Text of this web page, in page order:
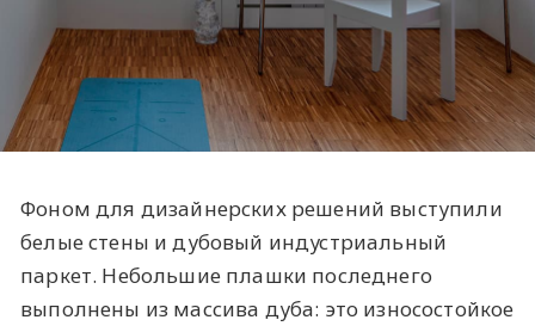
Фоном для дизайнерских решений выступили
белые стены и дубовый индустриальный
паркет. Небольшие плашки последнего
выполнены из массива дуба: это износостойкое